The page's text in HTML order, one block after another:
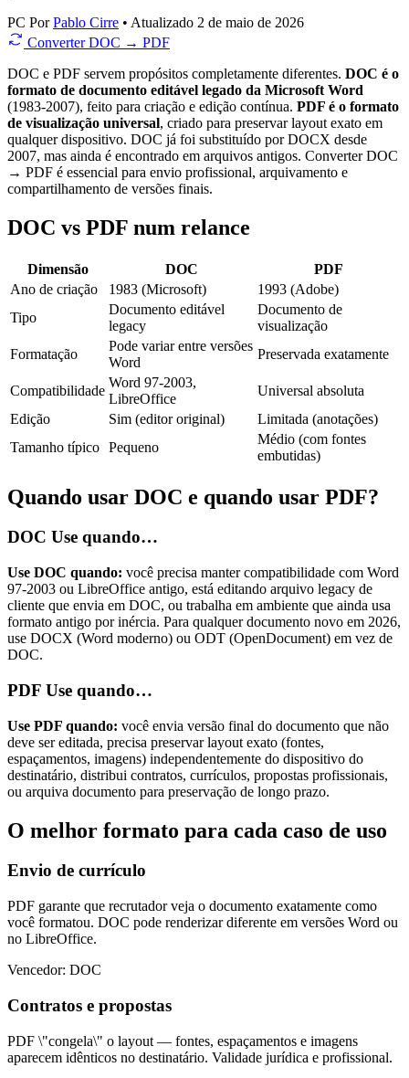
PC PorPablo Cirre • Atualizado 2 de maio de 2026
Converter DOC → PDF
DOC e PDF servem propósitos completamente diferentes. DOC é o
formato de documento editável legado da Microsoft Word
(1983-2007), feito para criação e edição contínua. PDF é o formato
de visualização universal, criado para preservar layout exato em
qualquer dispositivo. DOC já foi substituído por DOCX desde
2007, mas ainda é encontrado em arquivos antigos. Converter DOC
→ PDF é essencial para envio profissional, arquivamento e
compartilhamento de versões finais.
DOC vs PDF num relance
Dimensão DOC
PDF
Ano de criação
1983 (Microsoft)
1993 (Adobe)
Tipo
Documento editável
legacy
Documento de
visualização
Formatação
Pode variar entre versões
Word
Preservada exatamente
Compatibilidade
Word 97-2003,
LibreOffice
Universal absoluta
Edição
Sim (editor original)
Limitada (anotações)
Tamanho típico Pequeno
Médio (com fontes
embutidas)
Quando usar DOC e quando usar PDF?
DOC Use quando…
Use DOC quando: você precisa manter compatibilidade com Word
97-2003 ou LibreOffice antigo, está editando arquivo legacy de
cliente que envia em DOC, ou trabalha em ambiente que ainda usa
formato antigo por inércia. Para qualquer documento novo em 2026,
use DOCX (Word moderno) ou ODT (OpenDocument) em vez de
DOC.
PDF Use quando…
Use PDF quando: você envia versão final do documento que não
deve ser editada, precisa preservar layout exato (fontes,
espaçamentos, imagens) independentemente do dispositivo do
destinatário, distribui contratos, currículos, propostas profissionais,
ou arquiva documento para preservação de longo prazo.
O melhor formato para cada caso de uso
Envio de currículo
PDF garante que recrutador veja o documento exatamente como
você formatou. DOC pode renderizar diferente em versões Word ou
no LibreOffice.
Vencedor: DOC
Contratos e propostas
PDF \"congela\" o layout — fontes, espaçamentos e imagens
aparecem idênticos no destinatário. Validade jurídica e profissional.